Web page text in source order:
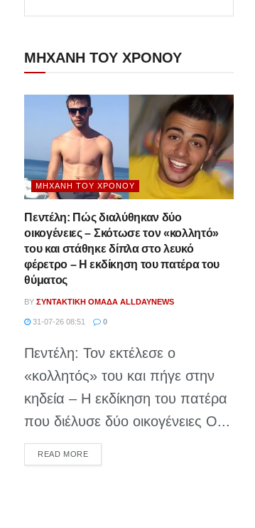
ΜΗΧΑΝΗ ΤΟΥ ΧΡΟΝΟΥ
ΜΗΧΑΝΉ ΤΟΥ ΧΡΌΝΟΥ
Πεντέλη: Πώς διαλύθηκαν δύο
οικογένειες – Σκότωσε τον «κολλητό»
του και στάθηκε δίπλα στο λευκό
φέρετρο – Η εκδίκηση του πατέρα του
θύματος
BY ΣΥΝΤΑΚΤΙΚΉ ΟΜΆΔΑ ALLDAYNEWS
31-07-26 08:51 0
Πεντέλη: Τον εκτέλεσε ο
«κολλητός» του και πήγε στην
κηδεία – Η εκδίκηση του πατέρα
που διέλυσε δύο οικογένειες Ο...
READ MOREDETAILS